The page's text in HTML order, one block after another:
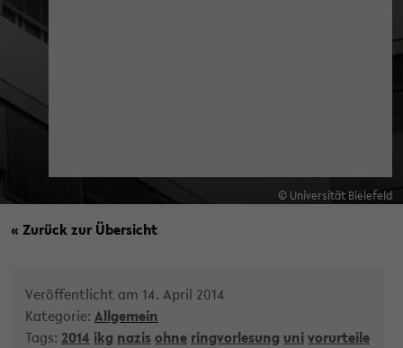
© Universität Bielefeld
« Zurück zur Übersicht
Veröffentlicht am 14. April 2014
Kategorie: Allgemein
Tags: 2014 ikg nazisohne ringvorlesung univorurteile